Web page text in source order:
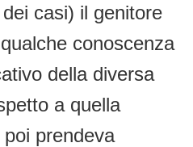
casi) il genitore
conoscenza
della diversa
a quella
prendeva